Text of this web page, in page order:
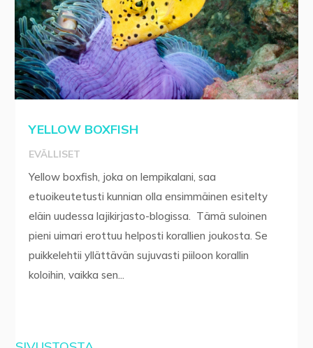
YELLOW BOXFISH
EVÄLLISET
Yellow boxfish, joka on lempikalani, saa
etuoikeutetusti kunnian olla ensimmäinen esitelty
eläin uudessa lajikirjasto-blogissa. Tämä suloinen
pieni uimari erottuu helposti korallien joukosta. Se
puikkelehtii yllättävän sujuvasti piiloon korallin
koloihin, vaikka sen...